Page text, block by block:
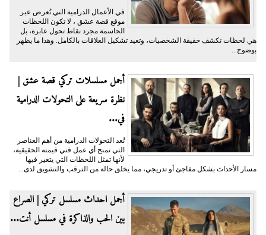
في الأعمال الدرامية التي تُعرض عبر
موقع قصة عشق ، لا تكون اللحظات
الحاسمة مجرد نقاط تحول عابرة، بل
هي لحظات تكشف حقيقة الشخصيات، وتعيد تشكيل العلاقات بالكامل. وهذا ما يظهر
بوضوح...
أجمل مسلسلات تركي قصة عشق |
نظرة سريعة على التحولات الدرامية
في...
تُعد التحولات الدرامية من أهم العناصر
التي تمنح أي عمل فني قيمته الحقيقية،
لأنها تمثل اللحظات التي يتغير فيها
مسار الأحداث بشكل مفاجئ أو تدريجي، مما يخلق حالة من الترقب والتشويق لدى...
أجمل احداث مسلسل تركي | الصراع
بين الحب والذاكرة في مسلسل أنت...